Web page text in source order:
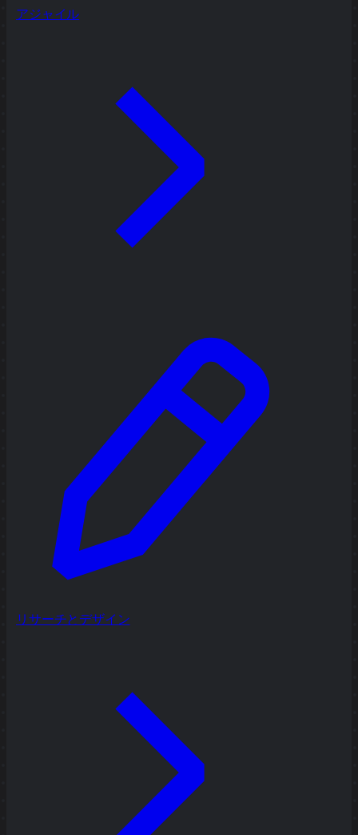
アジャイル
リサーチとデザイン